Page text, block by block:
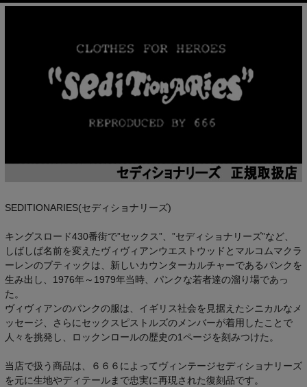
SEDITIONARIES(セディショナリーズ)
キングスロード430番街で”セックス”、”セディショナリーズ”など、
しばしば名前を変えたヴィヴィアンウエストウッドとマルコムマクラ
ーレンのブティックは、新しいカウンターカルチャーであるパンクを
生み出し、1976年～1979年当時、パンクな若者達の溜り場であっ
た。
ヴィヴィアンのパンクの服は、イギリス社会を見据えたシニカルなメ
ッセージ、さらにセックスピストルズのメンバーが着用したことで
人々を挑発し、ロックンロールの歴史の1ページを刻みつけた。
当店で扱う商品は、６６６によってヴィンテージセディショナリーズ
を元に生地やディテールまで忠実に再現された復刻品です。